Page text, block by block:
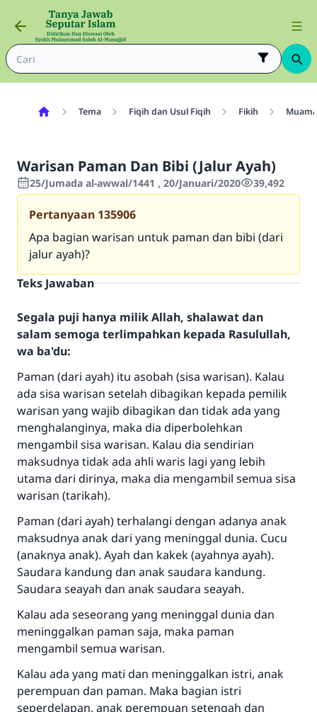
Tema Fiqih dan Usul Fiqih Fikih
Warisan Paman Dan Bibi (Jalur Ayah)
25/Jumada al-awwal/1441 , 20/Januari/2020 39,492
Pertanyaan 135906
Apa bagian warisan untuk paman dan bibi (dari
jalur ayah)?
Teks Jawaban
Segala puji hanya milik Allah, shalawat dan
salam semoga terlimpahkan kepada Rasulullah,
wa ba'du:
Paman (dari ayah) itu asobah (sisa warisan). Kalau
ada sisa warisan setelah dibagikan kepada pemilik
warisan yang wajib dibagikan dan tidak ada yang
menghalanginya, maka dia diperbolehkan
mengambil sisa warisan. Kalau dia sendirian
maksudnya tidak ada ahli waris lagi yang lebih
utama dari dirinya, maka dia mengambil semua sisa
warisan (tarikah).
Paman (dari ayah) terhalangi dengan adanya anak
maksudnya anak dari yang meninggal dunia. Cucu
(anaknya anak). Ayah dan kakek (ayahnya ayah).
Saudara kandung dan anak saudara kandung.
Saudara seayah dan anak saudara seayah.
Kalau ada seseorang yang meninggal dunia dan
meninggalkan paman saja, maka paman
mengambil semua warisan.
Kalau ada yang mati dan meninggalkan istri, anak
perempuan dan paman. Maka bagian istri
seperdelapan, anak perempuan setengah dan